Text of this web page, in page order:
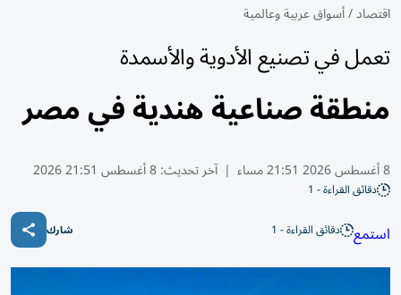
اقتصاد/أسواق عربية وعالمية
تعمل في تصنيع الأدوية والأسمدة
منطقة صناعية هندية في مصر
8 أغسطس 2026 21:51 مساء | آخر تحديث:8 أغسطس 21:51 2026
دقائق القراءة - 1
استمع دقائق القراءة - 1 شارك